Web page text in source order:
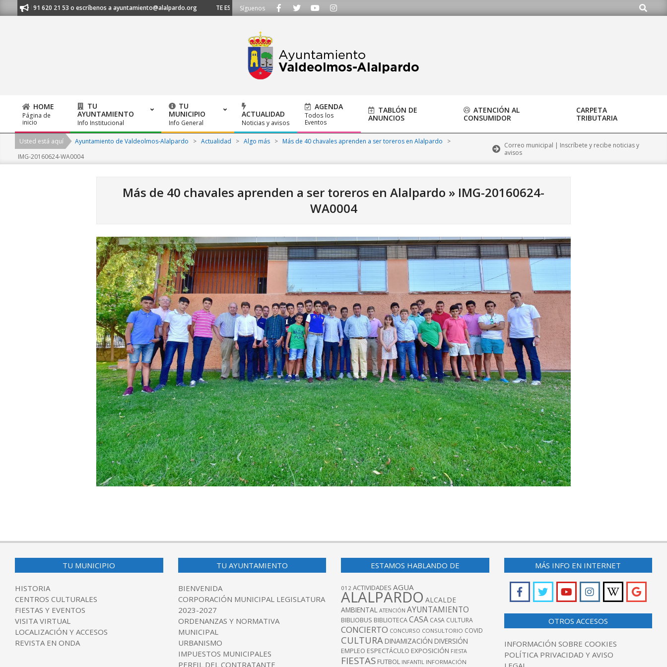
to
al 91 620 21 53 o escríbenos a ayuntamiento@alalpardo.org TE ESCUCHAMOS - Llámanos al 91 620 21 53 o escríbenos a ayuntamiento@alalpardo.org
Síguenos Buscar
Primary
Navigation
Menu
HOME
Página de
inicio
TU
AYUNTAMIENTO
Info Institucional
TU
MUNICIPIO
Info General
ACTUALIDAD
Noticias y avisos
AGENDA
Todos los
Eventos
TABLÓN DE
ANUNCIOS
ATENCIÓN AL
CONSUMIDOR
CARPETA
TRIBUTARIA
Usted está aquí Ayuntamiento de Valdeolmos-Alalpardo > Actualidad > Algo más > Más de 40 chavales aprenden a ser toreros en Alalpardo
>
IMG-20160624-WA0004
Correo municipal | Inscríbete y recibe noticias y
avisos
Más de 40 chavales aprenden a ser toreros en Alalpardo » IMG-20160624-
WA0004
TU MUNICIPIO
HISTORIA
CENTROS CULTURALES
FIESTAS Y EVENTOS
VISITA VIRTUAL
LOCALIZACIÓN Y ACCESOS
REVISTA EN ONDA
TU AYUNTAMIENTO
BIENVENIDA
CORPORACIÓN MUNICIPAL LEGISLATURA
2023-2027
ORDENANZAS Y NORMATIVA
MUNICIPAL
URBANISMO
IMPUESTOS MUNICIPALES
PERFIL DEL CONTRATANTE
ESTAMOS HABLANDO DE
012 ACTIVIDADES AGUA
ALALPARDO ALCALDE
AMBIENTAL ATENCIÓN AYUNTAMIENTO
BIBLIOBUS BIBLIOTECACASA CASA CULTURA
CONCIERTO CONCURSO CONSULTORIO COVID
CULTURA DINAMIZACIÓN DIVERSIÓN
EMPLEO ESPECTÁCULO EXPOSICIÓN FIESTA
FIESTAS FUTBOL INFANTIL INFORMACIÓN
MÁS INFO EN INTERNET
OTROS ACCESOS
INFORMACIÓN SOBRE COOKIES
POLÍTICA PRIVACIDAD Y AVISO